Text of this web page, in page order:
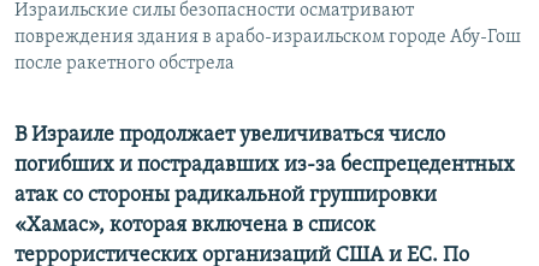
Израильские силы безопасности осматривают
повреждения здания в арабо-израильском городе Абу-Гош
после ракетного обстрела
В Израиле продолжает увеличиваться число
погибших и пострадавших из-за беспрецедентных
атак со стороны радикальной группировки
«Хамас», которая включена в список
террористических организаций США и ЕС. По